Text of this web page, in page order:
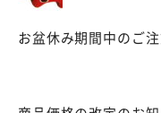
お盆休み期間中のご